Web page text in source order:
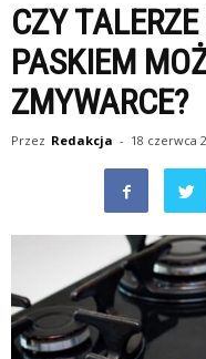
CZY
PASKIEM
ZMYWARCE?
Przez Redakcja - 18 czerwca